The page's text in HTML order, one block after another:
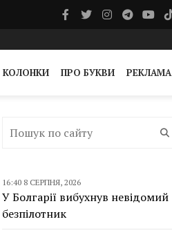
КОЛОНКИ ПРО БУКВИ РЕКЛАМА
16:40 8 СЕРПНЯ, 2026
У Болгарії вибухнув невідомий
безпілотник